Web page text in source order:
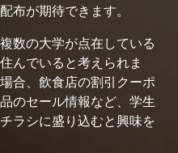
布が期待できます。
数の大学が点在している
んでいると考えられま
合、飲食店の割引クーポ
のセール情報など、学生
ラシに盛り込むと興味を